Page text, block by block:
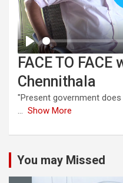
FACE TO
Chennithala
"Present government
... Show More
You may Missed